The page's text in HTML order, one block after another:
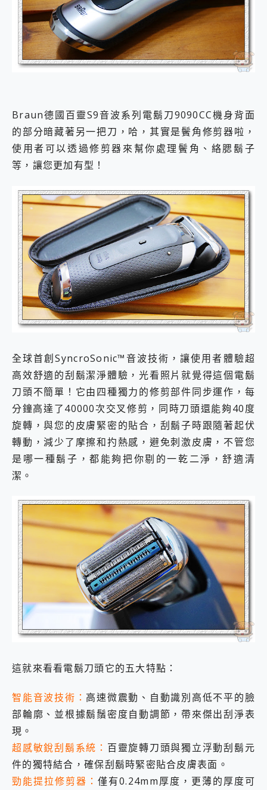
Braun德國百靈S9音波系列電鬍刀9090CC機身背面
的部分暗藏著另一把刀，哈，其實是鬢角修剪器啦，
使用者可以透過修剪器來幫你處理鬢角、絡腮鬍子
等，讓您更加有型！
全球首創SyncroSonic™音波技術，讓使用者體驗超
高效舒適的刮鬍潔淨體驗，光看照片就覺得這個電鬍
刀頭不簡單！它由四種獨力的修剪部件同步運作，每
分鐘高達了40000次交叉修剪，同時刀頭還能夠40度
旋轉，與您的皮膚緊密的貼合，刮鬍子時跟隨著起伏
轉動，減少了摩擦和扚熱感，避免刺激皮膚，不管您
是哪一種鬍子，都能夠把你剔的一乾二淨，舒適清
潔。
這就來看看電鬍刀頭它的五大特點：
智能音波技術： 高速微震動、自動識別高低不平的臉
部輪廓、並根據鬍鬚密度自動調節，帶來傑出刮淨表
現。
超感敏銳刮鬍系統： 百靈旋轉刀頭與獨立浮動刮鬍元
件的獨特結合，確保刮鬍時緊密貼合皮膚表面。
勁能提拉修剪器：僅有0.24mm厚度，更薄的厚度可